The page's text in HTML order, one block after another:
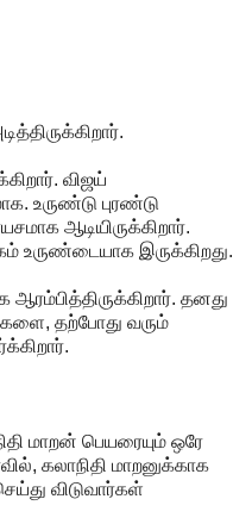
விஜய்
உருண்டு புரண்டு
ஆடியிருக்கிறார்.
உருண்டையாக இருக்கிறது.
தனது
தற்போது வரும்
மாறன் பெயரையும் ஒரே
கலாநிதி மாறனுக்காக
விடுவார்கள்